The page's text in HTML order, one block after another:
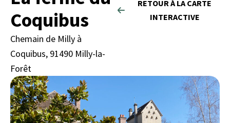
Coquibus
Chemain de Milly à
Coquibus, 91490 Milly-la-
Forêt
RETOUR À LA CARTE
INTERACTIVE